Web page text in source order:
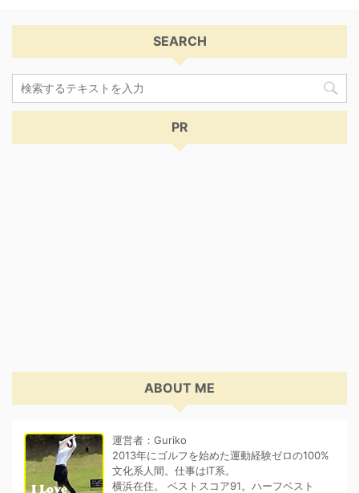
SEARCH
PR
ABOUT ME
運営者：Guriko
2013年にゴルフを始めた運動経験ゼロの100%
文化系人間。仕事はIT系。
横浜在住。 ベストスコア91。ハーフベスト